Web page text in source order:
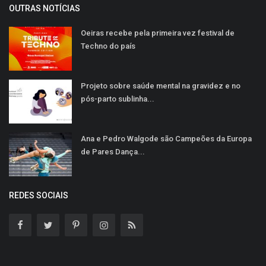
OUTRAS NOTÍCIAS
Oeiras recebe pela primeira vez festival de
Techno do país
Projeto sobre saúde mental na gravidez e no
pós-parto sublinha...
Ana e Pedro Walgode são Campeões da Europa
de Pares Dança...
REDES SOCIAIS